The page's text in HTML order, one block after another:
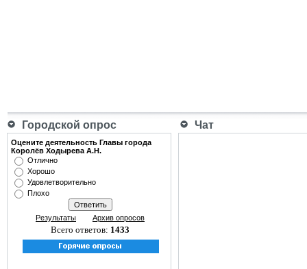
Городской опрос Чат
Оцените деятельность Главы города
Королёв Ходырева А.Н.
Отлично
Хорошо
Удовлетворительно
Плохо
Результаты Архив опросов
Всего ответов: 1433